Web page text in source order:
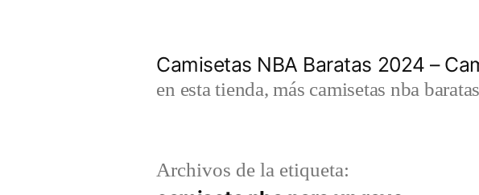
Camisetas NBA Baratas 2024 –
en esta tienda, más camisetas nba
Archivos de la etiqueta: